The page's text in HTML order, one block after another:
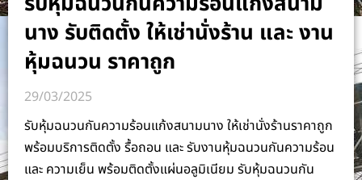
นาง รับติดตั้ง ให้เช่านั่งร้าน และ งาน
หุ้มฉนวน ราคาถูก
29/03/2025
รับหุ้มฉนวนกันความร้อนแก้งสนามนาง ให้เช่านั่งร้านราคาถูก
พร้อมบริการติดตั้ง รื้อถอน และ รับงานหุ้มฉนวนกันความร้อน
และ ความเย็น พร้อมติดตั้งแผ่นอลูมิเนียม รับหุ้มฉนวนกัน